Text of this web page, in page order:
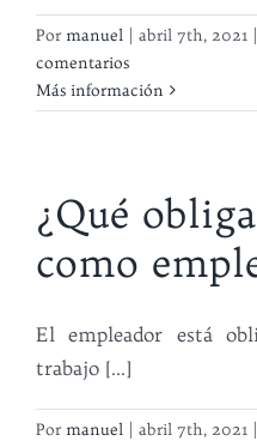
Por manuel abril 7th, 2021
comentarios
Más información
¿Qué
como
El empleador está
trabajo [...]
Por manuel abril 7th, 2021